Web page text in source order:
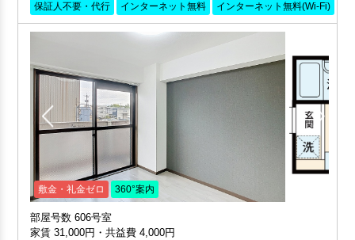
保証人不要・代行 インターネット無料 インターネット無料(Wi-Fi)
敷金・礼金ゼロ 360°案内
部屋号数 606号室
家賃 31,000円・共益費 4,000円